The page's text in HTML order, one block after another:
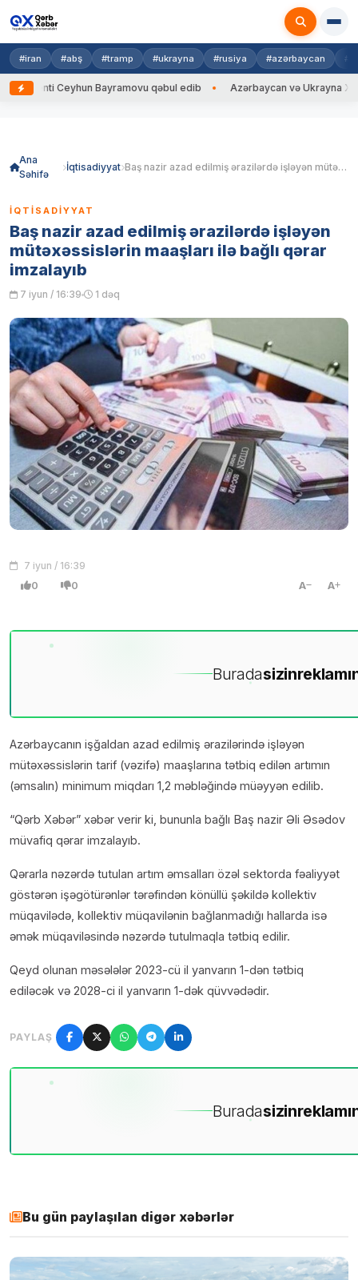
#iran #abş #tramp #ukrayna #rusiya #azərbaycan
Ceyhun Bayramovu qəbul edib Azərbaycan və Ukrayna XİN
Ana
Səhifə
İqtisadiyyat Baş nazir azad edilmiş ərazilərdə işləyən mütəxəssislərin maaşları ilə bağlı qərar imzalayıb
İQTISADIYYAT
Baş nazir azad edilmiş ərazilərdə işləyən
mütəxəssislərin maaşları ilə bağlı qərar
imzalayıb
7 iyun / 16:39 1 dəq
7 iyun / 16:39
0 0 A A
Buradasizin
Azərbaycanın işğaldan azad edilmiş ərazilərində işləyən
mütəxəssislərin tarif (vəzifə) maaşlarına tətbiq edilən artımın
(əmsalın) minimum miqdarı 1,2 məbləğində müəyyən edilib.
“Qərb Xəbər” xəbər verir ki, bununla bağlı Baş nazir Əli Əsədov
müvafiq qərar imzalayıb.
Qərarla nəzərdə tutulan artım əmsalları özəl sektorda fəaliyyət
göstərən işəgötürənlər tərəfindən könüllü şəkildə kollektiv
müqavilədə, kollektiv müqavilənin bağlanmadığı hallarda isə
əmək müqaviləsində nəzərdə tutulmaqla tətbiq edilir.
Qeyd olunan məsələlər 2023-cü il yanvarın 1-dən tətbiq
ediləcək və 2028-ci il yanvarın 1-dək qüvvədədir.
PAYLAŞ
Buradasizin
Bu gün paylaşılan digər xəbərlər